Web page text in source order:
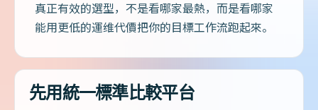
真正有效的選型，不是看哪家最熱，而是看哪家
能用更低的運维代價把你的目標工作流跑起來。
先用統一標準比較平台